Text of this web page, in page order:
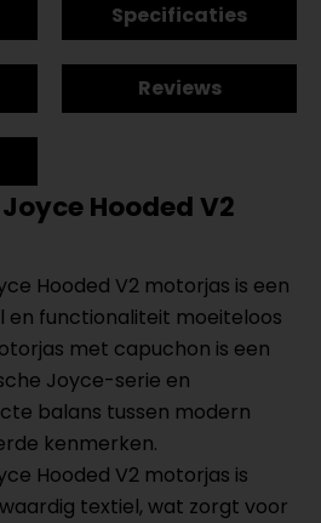
Specificaties
Reviews
Hooded V2
Hooded V2 motorjas is een
en functionaliteit moeiteloos
met capuchon is een
Joyce-serie en
balans tussen modern
kenmerken.
Hooded V2 motorjas is
textiel, wat zorgt voor